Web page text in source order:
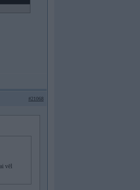
#21068
vēl